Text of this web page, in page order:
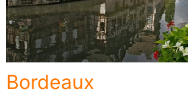
Bordeaux